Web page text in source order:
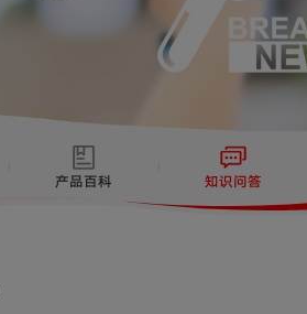
产品百科 知识问答